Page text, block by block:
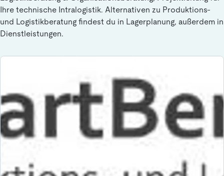
Ihre technische Intralogistik. Alternativen zu Produktions-
und Logistikberatung findest du in Lagerplanung, außerdem in
Dienstleistungen.